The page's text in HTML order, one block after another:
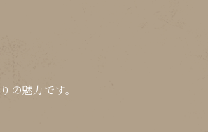
魅力です。